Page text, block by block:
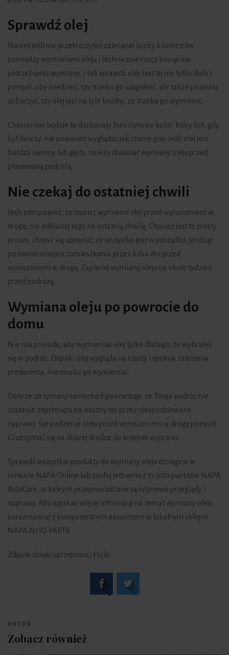
Sprawdź olej
Nawet jeśli nie przekroczyłeś zalecanej liczby kilometrów
pomiędzy wymianami oleju i technicznie rzecz biorąc nie
potrzebujesz wymiany, i tak sprawdź olej. Jest to nie tylko dobry
pomysł, aby wiedzieć, czy trzeba go uzupełnić, ale także pozwala
zobaczyć, czy olej jest na tyle brudny, że trzeba go wymienić.
Chociaż nie będzie to doskonały bursztynowy kolor, który był, gdy
był świeży, nie powinien wyglądać jak czarny goo. Jeśli olej jest
bardzo ciemny lub gęsty, należy dokonać wymiany oleju przed
planowaną podróżą.
Nie czekaj do ostatniej chwili
Jeśli zdecydujesz, że musisz wymienić olej przed wyruszeniem w
drogę, nie odkładaj tego na ostatnią chwilę. Chociaż jest to prosty
proces, chcesz się upewnić, że wszystko jest w porządku, jeżdżąc
po swoim miejscu zamieszkania przez kilka dni przed
wyruszeniem w drogę. Zaplanuj wymianę oleju na około tydzień
przed podróżą.
Wymiana oleju po powrocie do
domu
Nie ma powodu, aby wymieniać olej tylko dlatego, że wybrałeś
się w podróż. Dopóki olej wygląda na czysty i spełnia zalecenia
producenta, nie musisz go wymieniać.
Dobrze utrzymany samochód gwarantuje, że Twoja podróż nie
zostanie zepchnięta na boczny tor przez niespodziewane
naprawy. Sprawdzenie oleju przed wyruszeniem w drogę pozwoli
Ci utrzymać się na dobrej drodze do kolejnej wyprawy.
Sprawdź wszystkie produkty do wymiany oleju dostępne w
serwisie NAPA Online lub zaufaj jednemu z 17 000 punktów NAPA
AutoCare, w których przeprowadzane są rutynowe przeglądy i
naprawy. Aby uzyskać więcej informacji na temat wymiany oleju,
porozmawiaj z kompetentnym ekspertem w lokalnym sklepie
NAPA AUTO PARTS.
Zdjęcie dzięki uprzejmości Flickr.
AUTOR
Zobacz również